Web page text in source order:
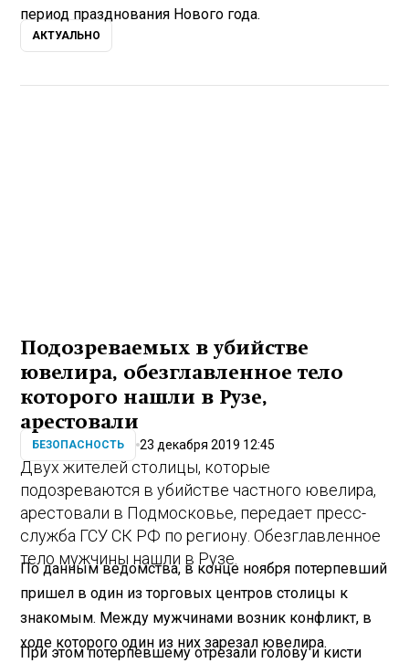
период празднования Нового года.
АКТУАЛЬНО
Подозреваемых в убийстве
ювелира, обезглавленное тело
которого нашли в Рузе,
арестовали
БЕЗОПАСНОСТЬ 23 декабря 2019 12:45
Двух жителей столицы, которые
подозреваются в убийстве частного ювелира,
арестовали в Подмосковье, передает пресс-
служба ГСУ СК РФ по региону. Обезглавленное
тело мужчины нашли в Рузе.
По данным ведомства, в конце ноября потерпевший
пришел в один из торговых центров столицы к
знакомым. Между мужчинами возник конфликт, в
ходе которого один из них зарезал ювелира.
При этом потерпевшему отрезали голову и кисти